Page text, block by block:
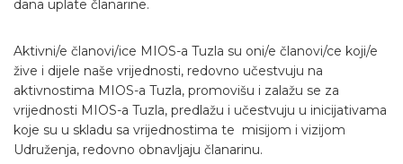
dana uplate članarine.
Aktivni/e članovi/ice MIOS-a Tuzla su oni/e članovi/ce koji/e
žive i dijele naše vrijednosti, redovno učestvuju na
aktivnostima MIOS-a Tuzla, promovišu i zalažu se za
vrijednosti MIOS-a Tuzla, predlažu i učestvuju u inicijativama
koje su u skladu sa vrijednostima te misijom i vizijom
Udruženja, redovno obnavljaju članarinu.